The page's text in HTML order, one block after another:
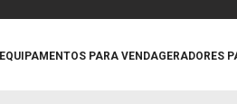
EQUIPAMENTOS PARA VENDAGERADORES